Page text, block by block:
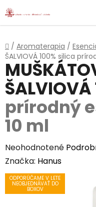
Prejsť
na
Domov
/ Aromaterapia /
ŠALVIOVÁ 100% silica
prírodný
10 ml
Priemerné
hodnotenie
produktu
Neohodnotené
Značka: Hanus
ODPORÚČAME V LETE
NEOBJEDNÁVAŤ DO
BOXOV